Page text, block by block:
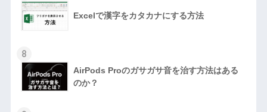
Excelで漢字をカタカナにする方法
8
AirPods Proのガサガサ音を治す方法はある
のか？